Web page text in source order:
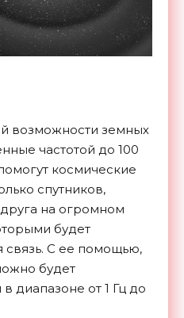
возможности земных
частотой до 100
космические
спутников,
на огромном
будет
связь. С ее помощью,
будет
диапазоне от 1 Гц до